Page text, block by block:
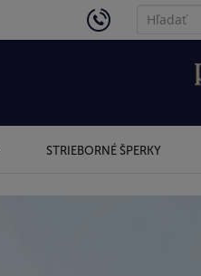
4434
STRIEBORNÉ ŠPERKY